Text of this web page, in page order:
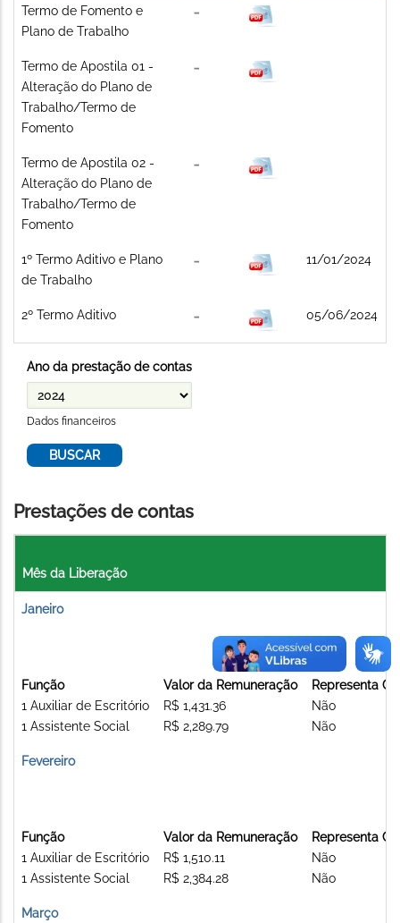
Termo de Fomento e
Plano de Trabalho
Termo de Apostila 01 -
Alteração do Plano de
Trabalho/Termo de
Fomento
Termo de Apostila 02 -
Alteração do Plano de
Trabalho/Termo de
Fomento
1º Termo Aditivo e Plano
de Trabalho
11/01/2024
2º Termo Aditivo 05/06/2024
Ano da prestação de contas
Dados financeiros
Prestações de contas
Mês da Liberação
Janeiro
Função
1 Auxiliar de Escritório
1 Assistente Social
Valor da Remuneração
R$ 1,431.36
R$ 2,289.79
Representa
Não
Não
Fevereiro
Função
1 Auxiliar de Escritório
1 Assistente Social
Valor da Remuneração
R$ 1,510.11
R$ 2,384.28
Representa
Não
Não
Março